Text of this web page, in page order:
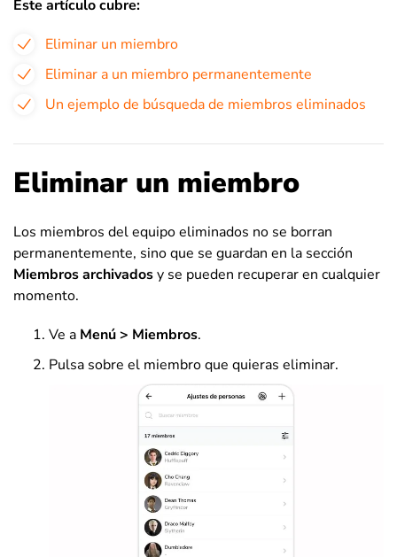
Este artículo cubre:
Eliminar un miembro
Eliminar a un miembro permanentemente
Un ejemplo de búsqueda de miembros eliminados
Eliminar un miembro
Los miembros del equipo eliminados no se borran
permanentemente, sino que se guardan en la sección
Miembros archivadosy se pueden recuperar en cualquier
momento.
Ve a Menú > Miembros.
Pulsa sobre el miembro que quieras eliminar.